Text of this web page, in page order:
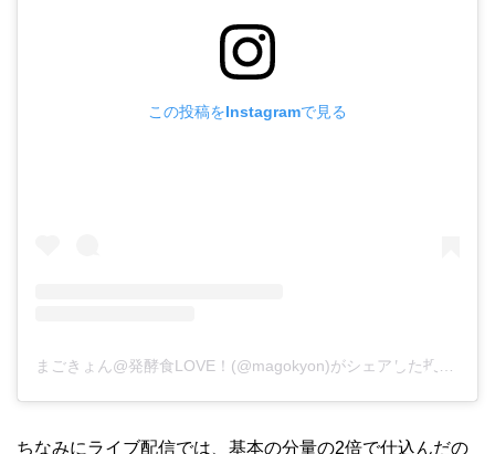
この投稿をInstagramで見る
ちなみにライブ配信では、基本の分量の2倍で仕込んだの